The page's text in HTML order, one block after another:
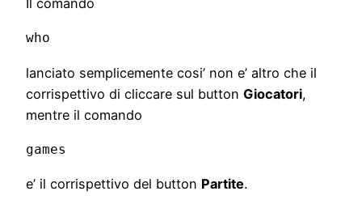
Il comando
who
lanciato semplicemente cosi’ non e’ altro che il
corrispettivo di cliccare sul button Giocatori,
mentre il comando
games
e’ il corrispettivo del button Partite.